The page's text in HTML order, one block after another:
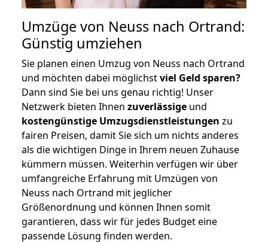
Umzüge von Neuss nach Ortrand:
Günstig umziehen
Sie planen einen Umzug von Neuss nach Ortrand
und möchten dabei möglichstviel Geld sparen?
Dann sind Sie bei uns genau richtig! Unser
Netzwerk bieten Ihnen zuverlässige und
kostengünstige Umzugsdienstleistungen zu
fairen Preisen, damit Sie sich um nichts anderes
als die wichtigen Dinge in Ihrem neuen Zuhause
kümmern müssen. Weiterhin verfügen wir über
umfangreiche Erfahrung mit Umzügen von
Neuss nach Ortrand mit jeglicher
Größenordnung und können Ihnen somit
garantieren, dass wir für jedes Budget eine
passende Lösung finden werden.